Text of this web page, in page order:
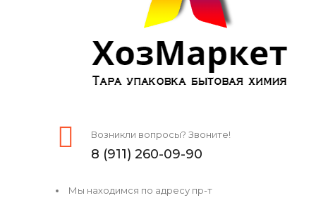
Возникли вопросы? Звоните!
8 (911) 260-09-90
Мы находимся по адресу пр-т